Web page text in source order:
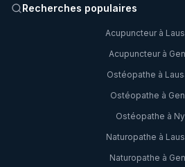
Recherches populaires
Acupuncteur à
Acupuncteur à
Ostéopathe à
Ostéopathe à
Ostéopathe à
Naturopathe à
Naturopathe à